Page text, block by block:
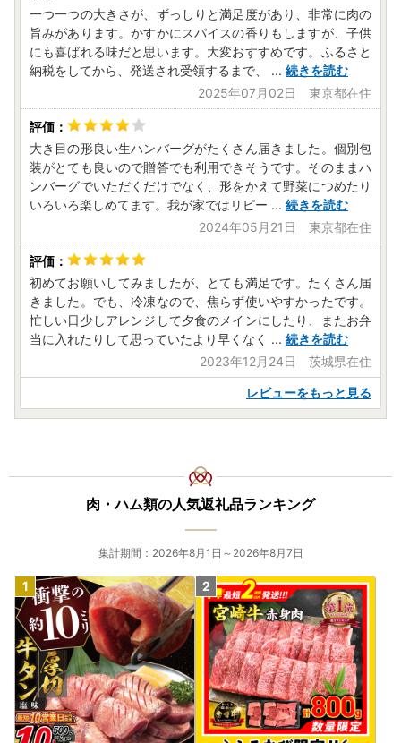
一つ一つの大きさが、ずっしりと満足度があり、非常に肉の
旨みがあります。かすかにスパイスの香りもしますが、子供
にも喜ばれる味だと思います。大変おすすめです。ふるさと
納税をしてから、発送され受領するまで、
... 続きを読む
2025年07月02日 東京都在住
大き目の形良い生ハンバーグがたくさん届きました。個別包
装がとても良いので贈答でも利用できそうです。そのままハ
ンバーグでいただくだけでなく、形をかえて野菜につめたり
いろいろ楽しめてます。我が家ではリピー ... 続きを読む
2024年05月21日 東京都在住
初めてお願いしてみましたが、とても満足です。たくさん届
きました。でも、冷凍なので、焦らず使いやすかったです。
忙しい日少しアレンジして夕食のメインにしたり、またお弁
当に入れたりして思っていたより早くなく ... 続きを読む
2023年12月24日 茨城県在住
レビューをもっと見る
肉・ハム類の人気返礼品ランキング
集計期間：2026年8月1日～2026年8月7日